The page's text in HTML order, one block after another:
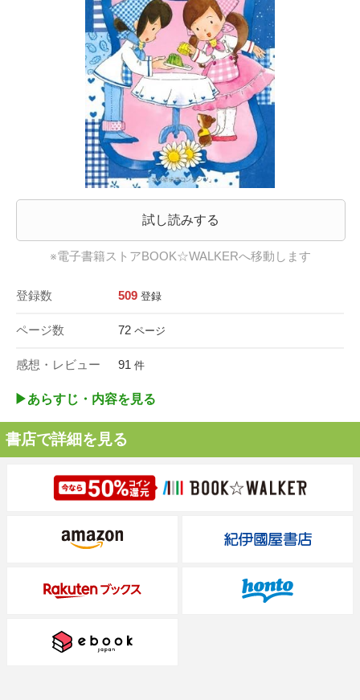
試し読みする
※電子書籍ストアBOOK☆WALKERへ移動します
登録数 509 登録
ページ数 72 ページ
感想・レビュー 91 件
▶︎あらすじ・内容を見る
書店で詳細を見る